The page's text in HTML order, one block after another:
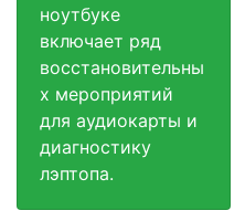
ноутбуке
включает ряд
восстановительны
х мероприятий
для аудиокарты и
диагностику
лэптопа.